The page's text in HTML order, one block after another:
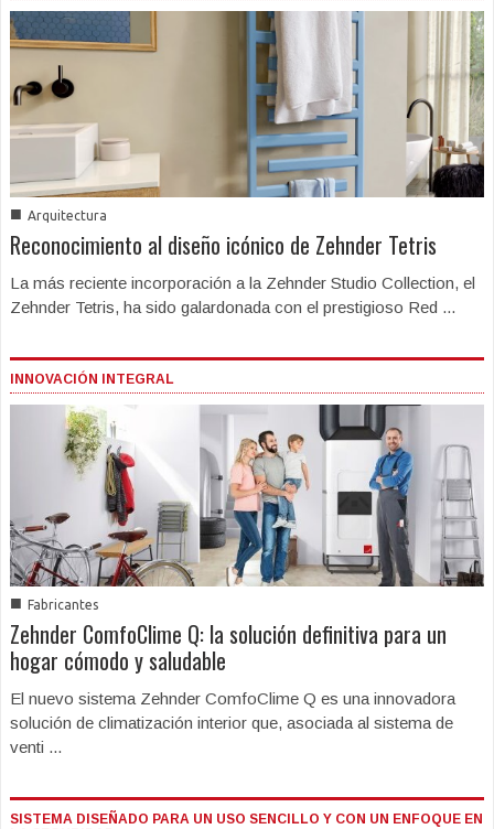
■ Arquitectura
Reconocimiento al diseño icónico de Zehnder Tetris
La más reciente incorporación a la Zehnder Studio Collection, el
Zehnder Tetris, ha sido galardonada con el prestigioso Red ...
INNOVACIÓN INTEGRAL
■ Fabricantes
Zehnder ComfoClime Q: la solución definitiva para un
hogar cómodo y saludable
El nuevo sistema Zehnder ComfoClime Q es una innovadora
solución de climatización interior que, asociada al sistema de
venti ...
SISTEMA DISEÑADO PARA UN USO SENCILLO Y CON UN ENFOQUE EN